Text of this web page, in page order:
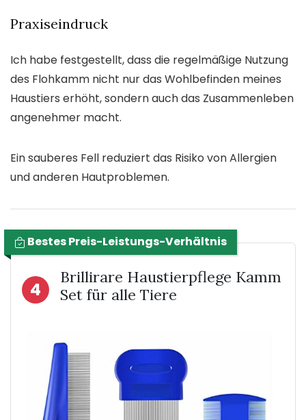
Praxiseindruck
Ich habe festgestellt, dass die regelmäßige Nutzung
des Flohkamm nicht nur das Wohlbefinden meines
Haustiers erhöht, sondern auch das Zusammenleben
angenehmer macht.
Ein sauberes Fell reduziert das Risiko von Allergien
und anderen Hautproblemen.
Bestes Preis-Leistungs-Verhältnis
4
Brillirare Haustierpflege Kamm
Set für alle Tiere